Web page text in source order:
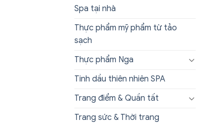
Spa tại nhà
Thực phẩm mỹ phẩm từ tảo
sạch
Thực phẩm Nga
Tinh dầu thiên nhiên SPA
Trang điểm & Quần tất
Trang sức & Thời trang